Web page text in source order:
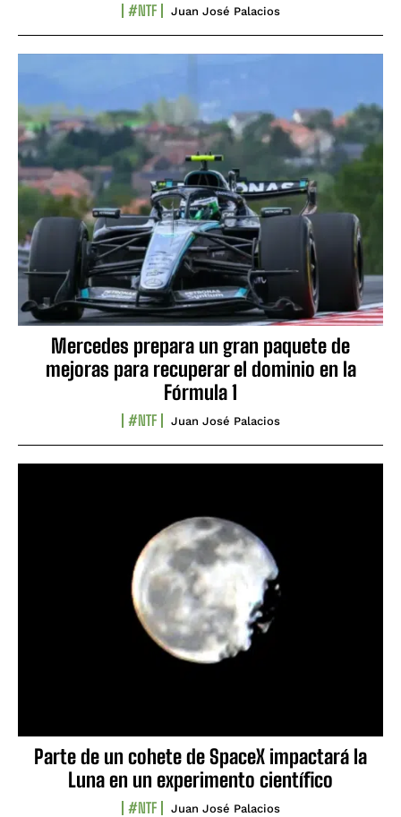
#NTF Juan José Palacios
Mercedes prepara un gran paquete de
mejoras para recuperar el dominio en la
Fórmula 1
#NTF Juan José Palacios
Parte de un cohete de SpaceX impactará la
Luna en un experimento científico
#NTF Juan José Palacios